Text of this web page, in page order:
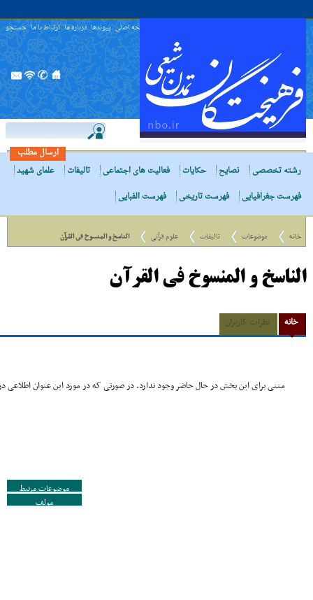
صفحه اصلی پیوندها درباره ما ارتباط با ما جستجو
ارسال مطلب
رشته تخصصی
نصایح حکایات فعالیت های اجتماعی تالیفات
علمای شهید
فهرست جغرافیایی
فهرست تاریخی فهرست الفبایی
خانه موضوعات تالیفات علوم قرآنی الناسخ و المنسوخ فى القرآن
الناسخ و المنسوخ فى القرآن
خانه نظرات کاربران
متنی برای این بخش در حال حاضر وجود ندارد. در صورتی که در مورد این عنوان اطلاعی
موضوعات مرتبط
مولف